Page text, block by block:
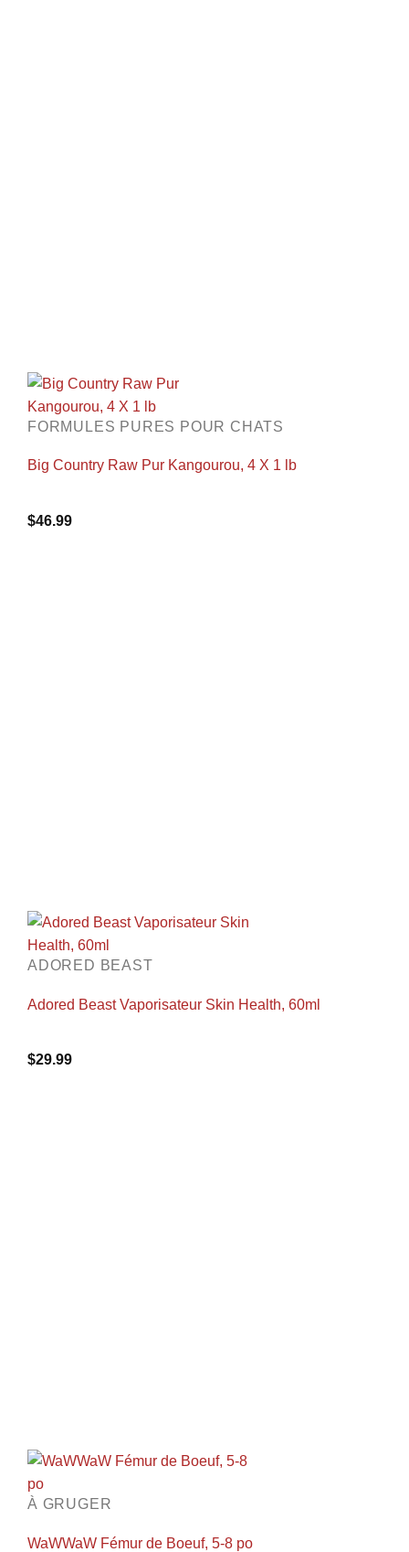
FORMULES PURES POUR CHATS
Big Country Raw Pur Kangourou, 4 X 1 lb
$46.99
ADORED BEAST
Adored Beast Vaporisateur Skin Health, 60ml
$29.99
À GRUGER
WaWWaW Fémur de Boeuf, 5-8 po